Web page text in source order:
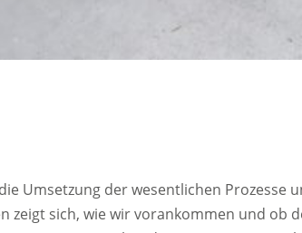
Umsetzung der wesentlichen Prozesse
zeigt sich, wie wir vorankommen und ob